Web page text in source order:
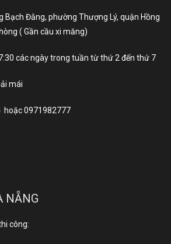
Bạch Đằng, phường Thượng Lý, quận Hồng
( Gần cầu xi măng)
các ngày trong tuần từ thứ 2 đến thứ 7
mái
hoặc0971982777
NẴNG
công: